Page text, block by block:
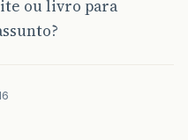
ou livro para